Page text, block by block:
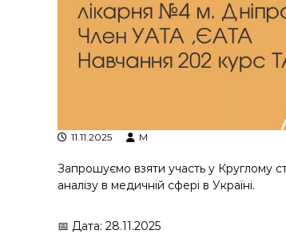
11.11.2025 M
Запрошуємо взяти участь у Круглому
аналізу в медичній сфері в Україні.
📅 Дата: 28.11.2025